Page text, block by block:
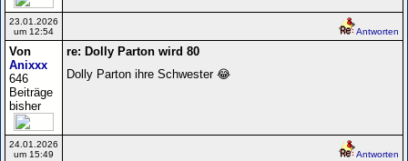
23.01.2026
um 12:54
Antworten
Von
Anixxx
646
Beiträge
bisher
re: Dolly Parton wird 80
Dolly Parton ihre Schwester 😂
24.01.2026
um 15:49
Antworten